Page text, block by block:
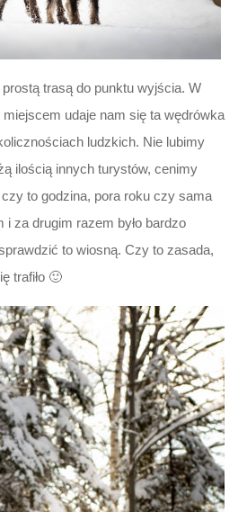
trasą do punktu wyjścia. W
udaje nam się ta wędrówka
ludzkich. Nie lubimy
ilością innych turystów, cenimy
to godzina, pora roku czy sama
za drugim razem było bardzo
to wiosną. Czy to zasada,
trafiło 🙂